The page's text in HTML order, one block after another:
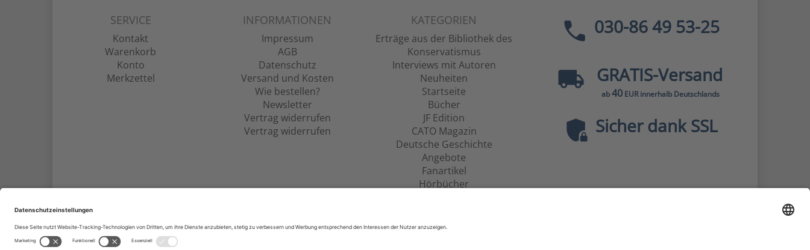
SERVICE
Kontakt
Warenkorb
Konto
Merkzettel
INFORMATIONEN
Impressum
AGB
Datenschutz
Versand und Kosten
Wie bestellen?
Newsletter
Vertrag widerrufen
Vertrag widerrufen
KATEGORIEN
Erträge aus der Bibliothek des
Konservatismus
Interviews mit Autoren
Neuheiten
Startseite
Bücher
JF Edition
CATO Magazin
Deutsche Geschichte
Angebote
Fanartikel
Hörbücher
030-86 49 53-25
GRATIS-Versand
ab40EUR innerhalb Deutschlands
Sicher dank SSL